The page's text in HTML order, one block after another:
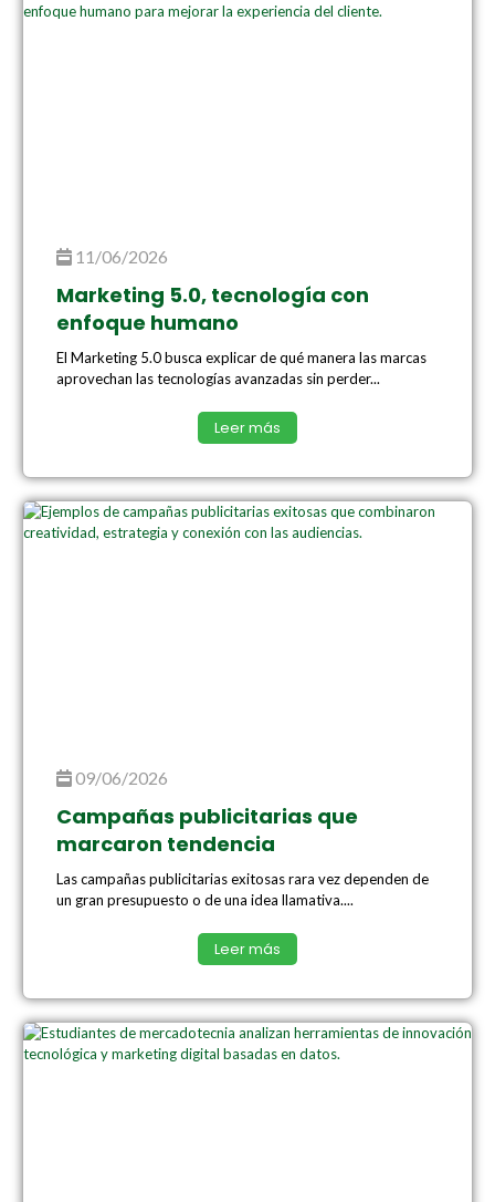
11/06/2026
Marketing 5.0, tecnología con
enfoque humano
El Marketing 5.0 busca explicar de qué manera las marcas
aprovechan las tecnologías avanzadas sin perder...
Leer más
09/06/2026
Campañas publicitarias que
marcaron tendencia
Las campañas publicitarias exitosas rara vez dependen de
un gran presupuesto o de una idea llamativa....
Leer más